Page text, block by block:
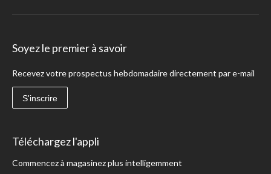
Soyez le premier à savoir
Recevez votre prospectus hebdomadaire directement par e-mail
S'inscrire
Téléchargez l'appli
Commencez à magasinez plus intelligemment